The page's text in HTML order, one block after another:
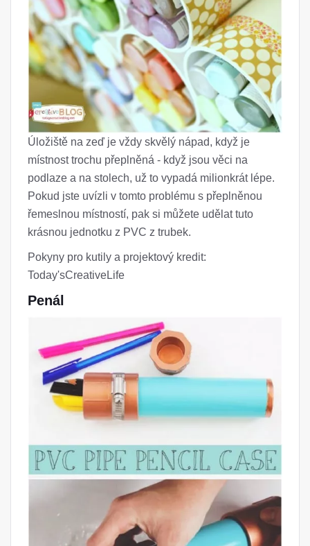
Úložiště na zeď je vždy skvělý nápad, když je
místnost trochu přeplněná - když jsou věci na
podlaze a na stolech, už to vypadá milionkrát lépe.
Pokud jste uvízli v tomto problému s přeplněnou
řemeslnou místností, pak si můžete udělat tuto
krásnou jednotku z PVC z trubek.
Pokyny pro kutily a projektový kredit:
Today'sCreativeLife
Penál